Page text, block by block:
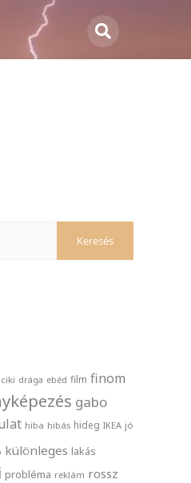
ciki drága ebéd film finom
gabo
hiba hibás hideg IKEA jó
különleges lakás
probléma reklám rossz